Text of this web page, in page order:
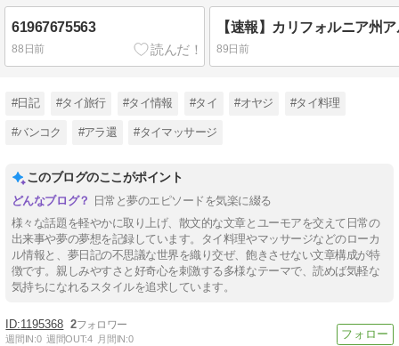
61967675563
88日前 89日前
#日記 #タイ旅行 #タイ情報 #タイ #オヤジ #タイ料理
#バンコク #アラ還 #タイマッサージ
このブログのここがポイント
日常と夢のエピソードを気楽に綴る
様々な話題を軽やかに取り上げ、散文的な文章とユーモアを交えて日常の
出来事や夢の夢想を記録しています。タイ料理やマッサージなどのローカ
ル情報と、夢日記の不思議な世界を織り交ぜ、飽きさせない文章構成が特
徴です。親しみやすさと好奇心を刺激する多様なテーマで、読めば気軽な
気持ちになれるスタイルを追求しています。
1195368 2
週間IN:0 週間OUT:4 月間IN:0